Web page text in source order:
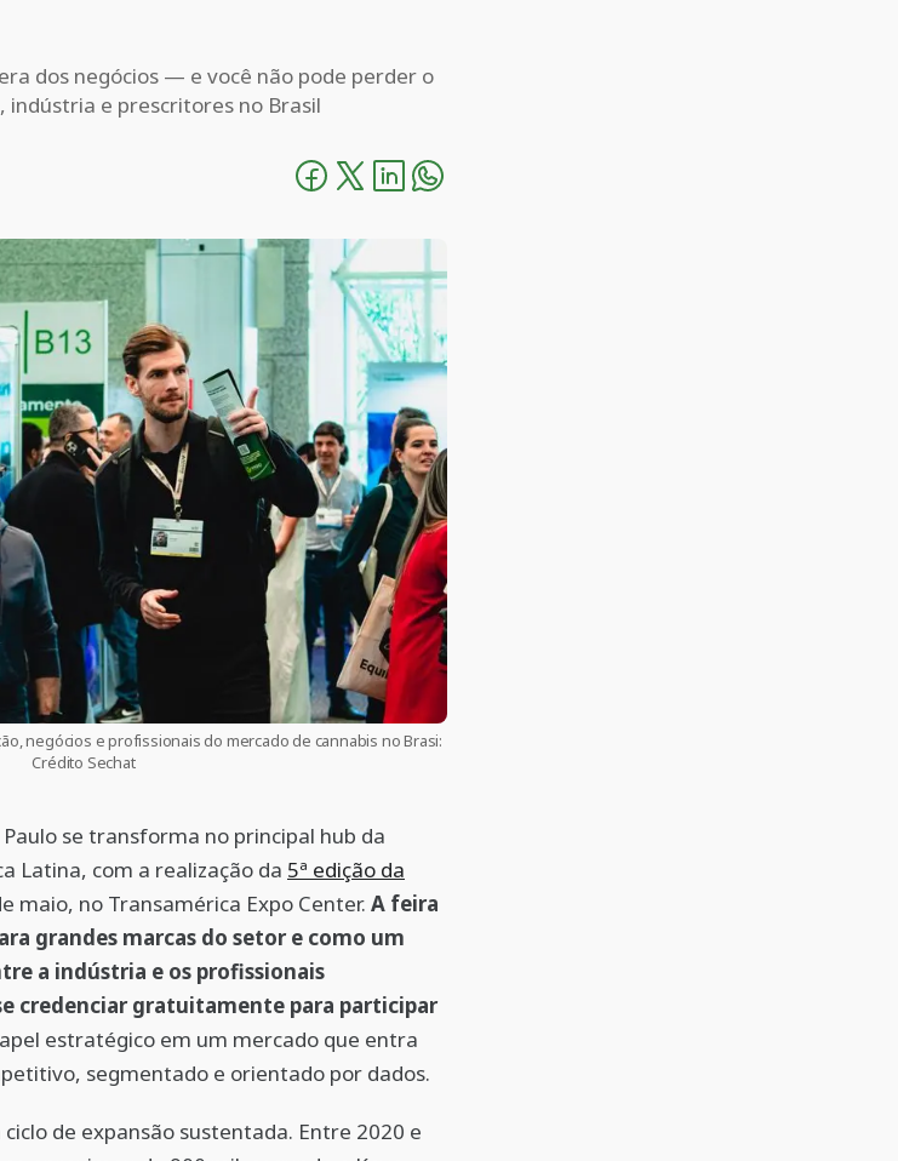
dos negócios — e você não pode perder o
indústria e prescritores no Brasil
negócios e profissionais do mercado de cannabis no Brasi:
Crédito Sechat
se transforma no principal hub da
Latina, com a realização da 5ª edição da
maio, no Transamérica Expo Center. A feira
grandes marcas do setor e como um
a indústria e os profissionais
credenciar gratuitamente para participar
estratégico em um mercado que entra
segmentado e orientado por dados.
de expansão sustentada. Entre 2020 e